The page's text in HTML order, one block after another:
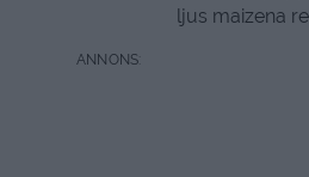
ljus maizena